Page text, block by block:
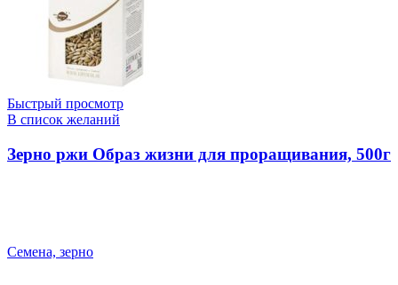
Быстрый просмотр
В список желаний
Зерно ржи Образ жизни для проращивания, 500г
Семена, зерно